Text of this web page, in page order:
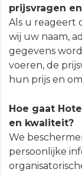
prijsvragen
Als u reageert
wij uw naam,
gegevens
voeren, de
hun prijs en
Hoe gaat
en kwaliteit?
We
persoonlijke